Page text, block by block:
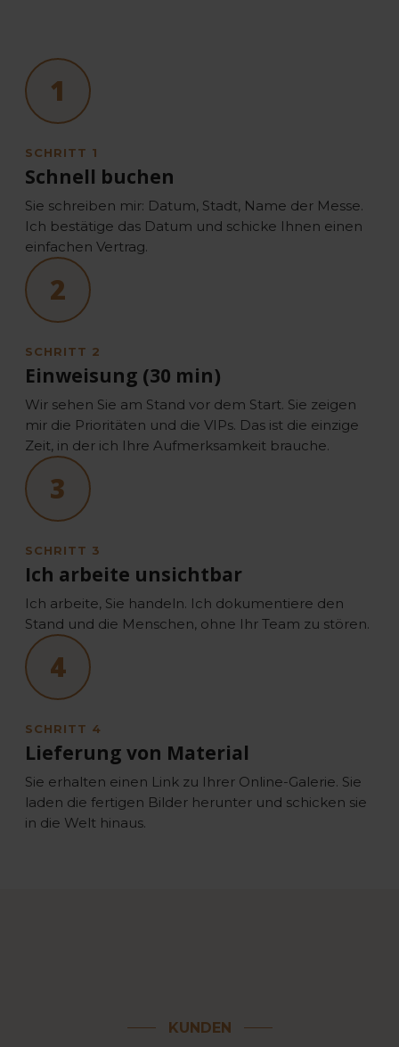
1
SCHRITT 1
Schnell buchen
Sie schreiben mir: Datum, Stadt, Name der Messe.
Ich bestätige das Datum und schicke Ihnen einen
einfachen Vertrag.
2
SCHRITT 2
Einweisung (30 min)
Wir sehen Sie am Stand vor dem Start. Sie zeigen
mir die Prioritäten und die VIPs. Das ist die einzige
Zeit, in der ich Ihre Aufmerksamkeit brauche.
3
SCHRITT 3
Ich arbeite unsichtbar
Ich arbeite, Sie handeln. Ich dokumentiere den
Stand und die Menschen, ohne Ihr Team zu stören.
4
SCHRITT 4
Lieferung von Material
Sie erhalten einen Link zu Ihrer Online-Galerie. Sie
laden die fertigen Bilder herunter und schicken sie
in die Welt hinaus.
KUNDEN